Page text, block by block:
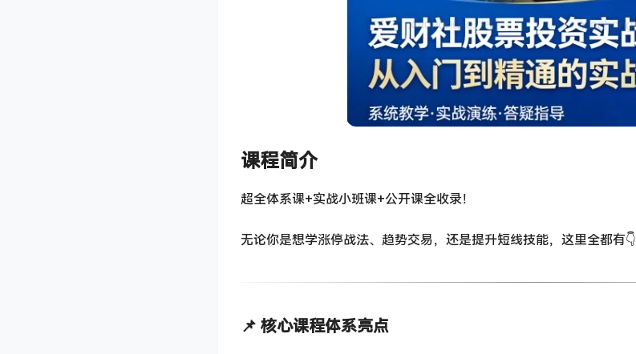
课程简介
超全体系课+实战小班课+公开课全收录！
无论你是想学涨停战法、趋势交易，还是提升短线技能，这里全都有👇
📌 核心课程体系亮点